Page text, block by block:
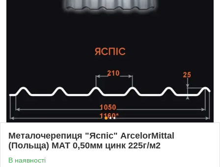
Металочерепиця "Яспіс" ArcelorMittal
(Польща) МАТ 0,50мм цинк 225г/м2
В наявності